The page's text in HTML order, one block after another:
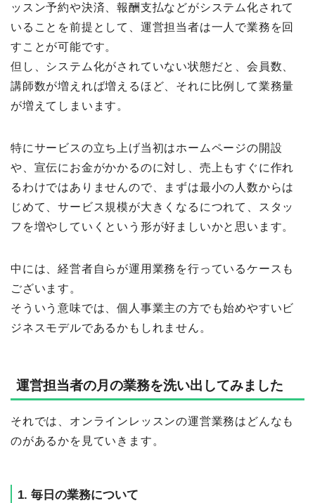
ッスン予約や決済、報酬支払などがシステム化されて
いることを前提として、運営担当者は一人で業務を回
すことが可能です。
但し、システム化がされていない状態だと、会員数、
講師数が増えれば増えるほど、それに比例して業務量
が増えてしまいます。
特にサービスの立ち上げ当初はホームページの開設
や、宣伝にお金がかかるのに対し、売上もすぐに作れ
るわけではありませんので、まずは最小の人数からは
じめて、サービス規模が大きくなるにつれて、スタッ
フを増やしていくという形が好ましいかと思います。
中には、経営者自らが運用業務を行っているケースも
ございます。
そういう意味では、個人事業主の方でも始めやすいビ
ジネスモデルであるかもしれません。
運営担当者の月の業務を洗い出してみました
それでは、オンラインレッスンの運営業務はどんなも
のがあるかを見ていきます。
1. 毎日の業務について